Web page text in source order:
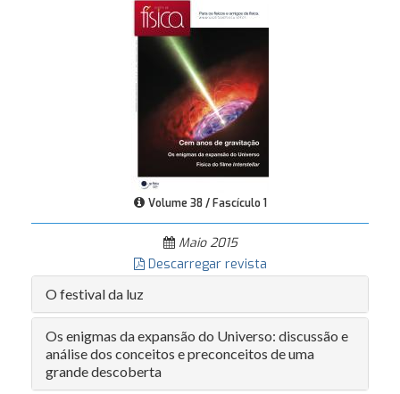
Volume 38 / Fascículo 1
Maio 2015
Descarregar revista
O festival da luz
Os enigmas da expansão do Universo: discussão e
análise dos conceitos e preconceitos de uma
grande descoberta